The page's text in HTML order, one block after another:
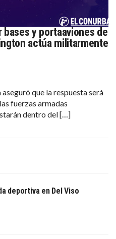
bases y portaaviones de
actúa militarmente
que la respuesta será
fuerzas armadas
dentro del […]
deportiva en Del Viso